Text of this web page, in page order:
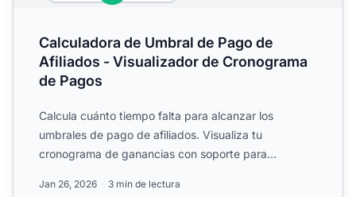
Calculadora de Umbral de Pago de
Afiliados - Visualizador de Cronograma
de Pagos
Calcula cuánto tiempo falta para alcanzar los
umbrales de pago de afiliados. Visualiza tu
cronograma de ganancias con soporte para
Jan 26, 2026 3 min de lectura